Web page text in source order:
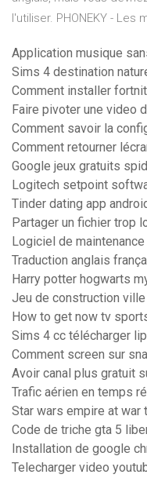
l'utiliser. PHONEKY -
Application musique
Sims 4 destination
Comment installer
Faire pivoter une video
Comment savoir la
Comment retourner
Google jeux gratuits
Logitech setpoint
Tinder dating app
Partager un fichier trop
Logiciel de
Traduction anglais
Harry potter hogwarts
Jeu de construction
How to get now tv
Sims 4 cc télécharger
Comment screen sur
Avoir canal plus gratuit
Trafic aérien en temps
Star wars empire at
Code de triche gta 5
Installation de google
Telecharger video